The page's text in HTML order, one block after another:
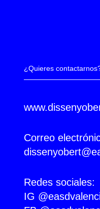
¿Quieres
Correo
Redes sociales:
IG